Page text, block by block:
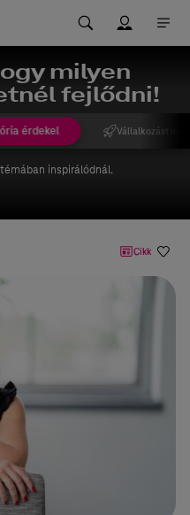
milyen
fejlődni!
érdekel Vállalkozást
inspirálódnál.
Cikk